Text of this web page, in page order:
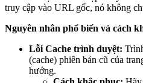
truy cập vào URL gốc, nó không
Nguyên nhân phổ biến và cách
Lỗi Cache trình duyệt:
(cache) phiên bản cũ của
hướng.